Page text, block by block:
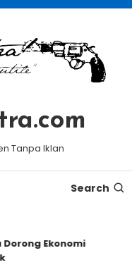
Tanpa Iklan
Search
Ekonomi